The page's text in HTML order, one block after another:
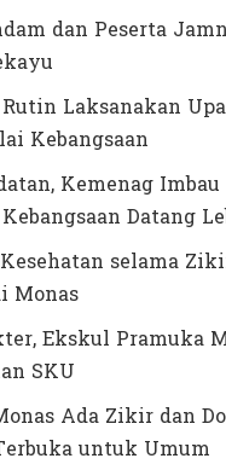
dan Peserta
Laksanakan
Kebangsaan
Kemenag Imbau
Datang
selama
Monas
Ekskul Pramuka
SKU
Ada Zikir dan
untuk Umum